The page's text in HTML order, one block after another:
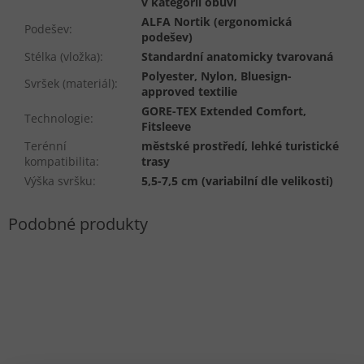
Podešev:
ALFA Nortik (ergonomická
podešev)
Stélka (vložka):
Standardní anatomicky tvarovaná
Svršek (materiál):
Polyester, Nylon, Bluesign-
approved textilie
Technologie:
GORE-TEX Extended Comfort,
Fitsleeve
Terénní
kompatibilita:
městské prostředí, lehké turistické
trasy
Výška svršku: 5,5-7,5 cm (variabilní dle velikosti)